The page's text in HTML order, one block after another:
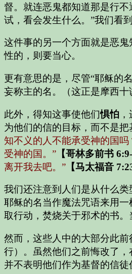
督。就连恶鬼都知道那是行
试，看会发生什么。”我们看
这件事的另一个方面就是恶
性的，则要当心。
更有意思的是，尽管“耶稣的
妄称主的名。（这正是摩西
此外，得知这事使他们惧怕
为他们的信的目标，而不是
知不义的人不能承受神的国
受神的国。” 【哥林多前书 6:9-
离开我去吧。” 【马太福音
我们还注意到人们是从什么
耶稣的名当作魔法咒语来用
取行动，焚烧关于邪术的书
然而，这些人中的大部分此
行）。虽然他们之前悔改了
并不表明他们作为基督的信